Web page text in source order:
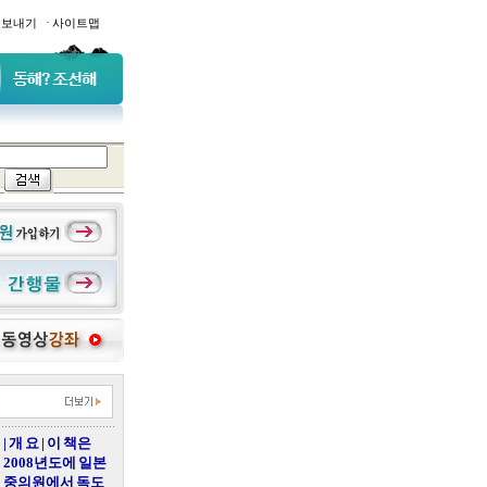
내기 · 사이트맵
| 개 요 | 이 책은
2008년도에 일본
중의원에서 독도